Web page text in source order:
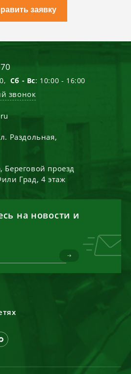
заявку
Сб - Вс: 10:00 - 16:00
звонок
Раздольная,
, Береговой проезд
Град, 4 этаж
на новости и